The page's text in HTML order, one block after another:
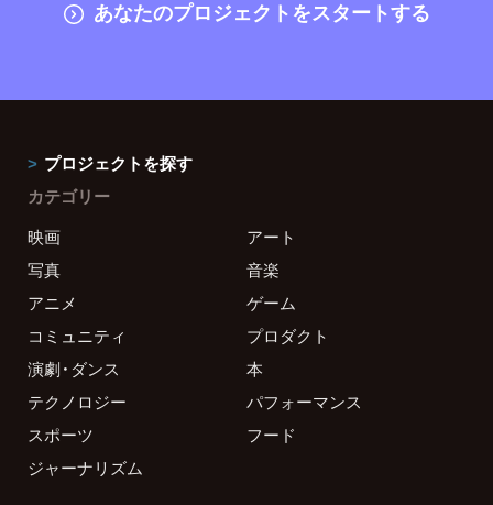
あなたのプロジェクトをスタートする
プロジェクトを探す
カテゴリー
映画
アート
写真
音楽
アニメ
ゲーム
コミュニティ
プロダクト
演劇・ダンス
本
テクノロジー
パフォーマンス
スポーツ
フード
ジャーナリズム